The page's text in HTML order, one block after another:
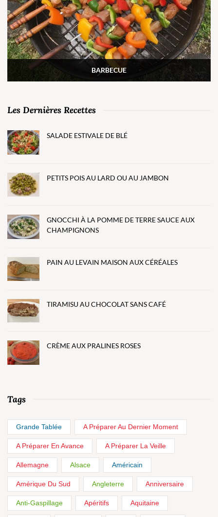
BARBECUE
Les Dernières Recettes
SALADE ESTIVALE DE BLÉ
PETITS POIS AU LARD OU AU JAMBON
GNOCCHI À LA POMME DE TERRE SAUCE AUX
CHAMPIGNONS
PAIN AU LEVAIN MAISON AUX CÉRÉALES
TIRAMISU AU CHOCOLAT SANS CAFÉ
CRÈME AUX PRALINES ROSES
Tags
Grande Tablée A Préparer Au Dernier Moment
A Préparer En Avance A Préparer La Veille
Allemagne Alsace Américain
Amérique Du Sud Angleterre Anniversaire
Anti-Gaspillage Apéritifs Aquitaine